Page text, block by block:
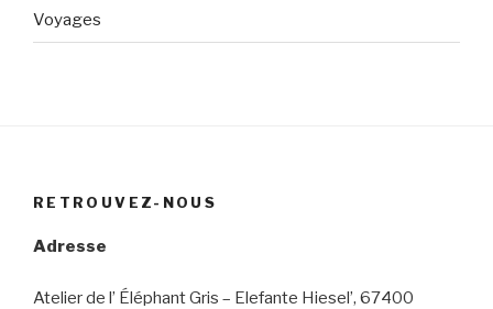
Voyages
RETROUVEZ-NOUS
Adresse
Atelier de l’ Éléphant Gris – Elefante Hiesel’, 67400